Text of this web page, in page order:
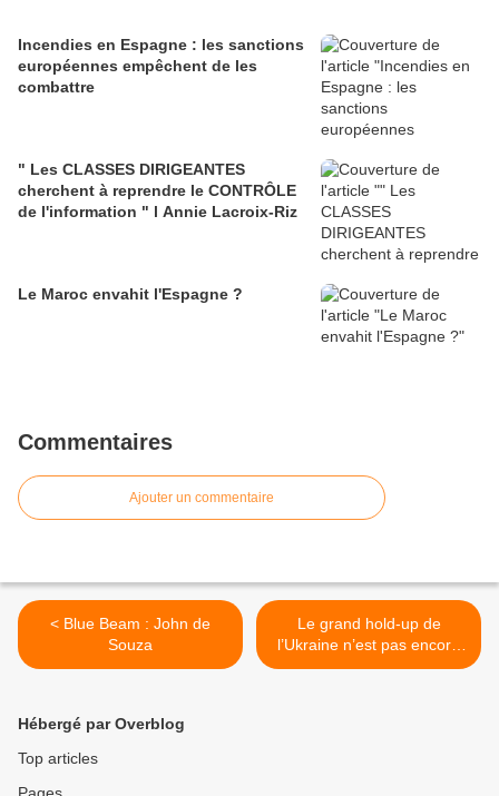
Incendies en Espagne : les sanctions
européennes empêchent de les
combattre
" Les CLASSES DIRIGEANTES
cherchent à reprendre le CONTRÔLE
de l'information " l Annie Lacroix-Riz
Le Maroc envahit l'Espagne ?
Commentaires
Ajouter un commentaire
< Blue Beam : John de
Souza
Le grand hold-up de
l’Ukraine n’est pas encore
terminé >
Hébergé par Overblog
Top articles
Pages